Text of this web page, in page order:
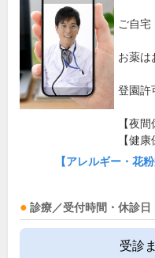
ご自宅
お薬は
登園許
【夜
【健
【アレルギー・花
診療／受付時間・休診日
受診